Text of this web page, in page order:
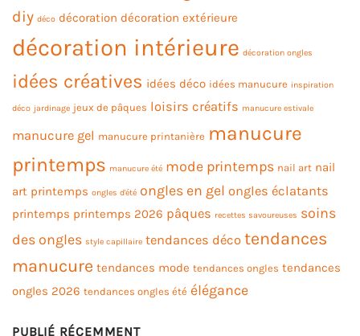
diy déco décoration décoration extérieure
décoration intérieure décoration ongles
idées créatives idées déco idées manucure inspiration
déco jardinage jeux de pâques loisirs créatifs manucure estivale
manucure gel manucure printanière manucure
printemps manucure été mode printemps nail art nail
art printemps ongles d'été ongles en gel ongles éclatants
printemps printemps 2026 pâques recettes savoureuses soins
des ongles style capillaire tendances déco tendances
manucure tendances mode tendances ongles tendances
ongles 2026 tendances ongles été élégance
PUBLIÉ RÉCEMMENT